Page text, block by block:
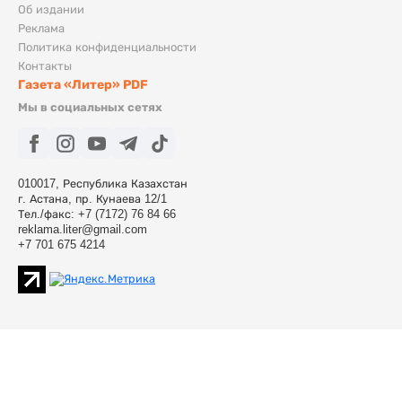
Об издании
Реклама
Политика конфиденциальности
Контакты
Газета «Литер» PDF
Мы в социальных сетях
010017, Республика Казахстан
г. Астана, пр. Кунаева 12/1
Тел./факс: +7 (7172) 76 84 66
reklama.liter@gmail.com
+7 701 675 4214